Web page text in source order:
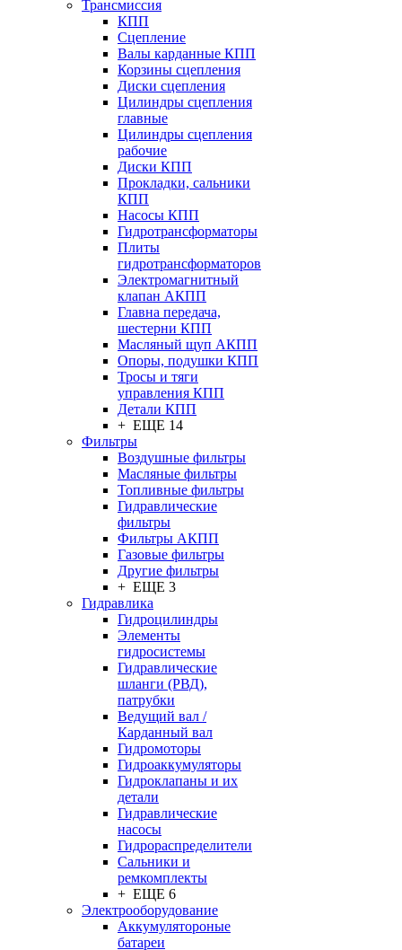
Трансмиссия
КПП
Сцепление
Валы карданные КПП
Корзины сцепления
Диски сцепления
Цилиндры сцепления
главные
Цилиндры сцепления
рабочие
Диски КПП
Прокладки, сальники
КПП
Насосы КПП
Гидротрансформаторы
Плиты
гидротрансформаторов
Электромагнитный
клапан АКПП
Главна передача,
шестерни КПП
Масляный щуп АКПП
Опоры, подушки КПП
Тросы и тяги
управления КПП
Детали КПП
+ ЕЩЕ 14
Фильтры
Воздушные фильтры
Масляные фильтры
Топливные фильтры
Гидравлические
фильтры
Фильтры АКПП
Газовые фильтры
Другие фильтры
+ ЕЩЕ 3
Гидравлика
Гидроцилиндры
Элементы
гидросистемы
Гидравлические
шланги (РВД),
патрубки
Ведущий вал /
Карданный вал
Гидромоторы
Гидроаккумуляторы
Гидроклапаны и их
детали
Гидравлические
насосы
Гидрораспределители
Сальники и
ремкомплекты
+ ЕЩЕ 6
Электрооборудование
Аккумулятороные
батареи